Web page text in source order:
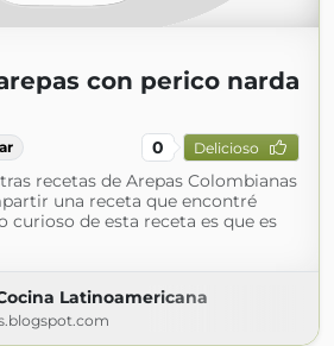
con perico narda
0 Delicioso
recetas de Arepas Colombianas
una receta que encontré
curioso de esta receta es que es
Latinoamericana